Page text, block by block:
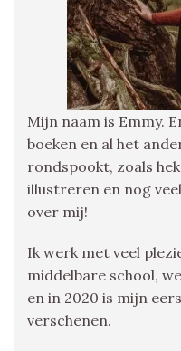
Mijn naam is Emmy.
boeken en al het
rondspookt, zoals
illustreren en nog
over mij!
Ik werk met veel
middelbare school,
en in 2020 is mijn
verschenen.